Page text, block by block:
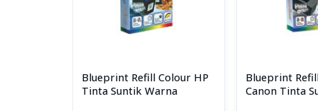
Catatan : Disarankan untuk pengiriman pulau
Blueprint Refill Colour HP
Tinta Suntik Warna
Blueprint
Canon Tinta